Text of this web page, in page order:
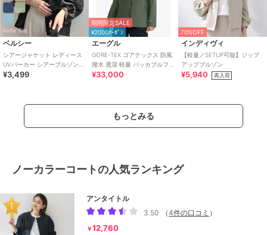
ベルシー
シアージャケット レディース
UVパーカー シアーブルゾン
フードライトアウター 春夏 羽
¥3,499
期間限定SALE
¥2000ｸｰﾎﾟﾝ
エーグル
GORE-TEX ゴアテックス 防風
撥水 透湿 軽量 パッカブルフー
デッドジャケット
¥33,000
70%OFF
インディヴィ
【軽量／SETUP可能】ジップ
アップブルゾン
¥5,940 再入荷
もっとみる
ノーカラーコートの人気ランキング
アンタイトル
3.50
（4件の口コミ ）
￥12,760